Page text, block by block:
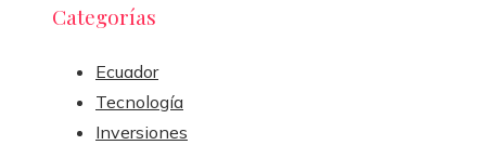
Categorías
Ecuador
Tecnología
Inversiones